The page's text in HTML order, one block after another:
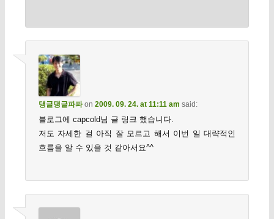
댕글댕글파파on 2009. 09. 24. at 11:11 am said:
블로그에 capcold님 글 링크 했습니다.
저도 자세한 걸 아직 잘 모르고 해서 이번 일 대략적인
흐름을 알 수 있을 것 같아서요^^